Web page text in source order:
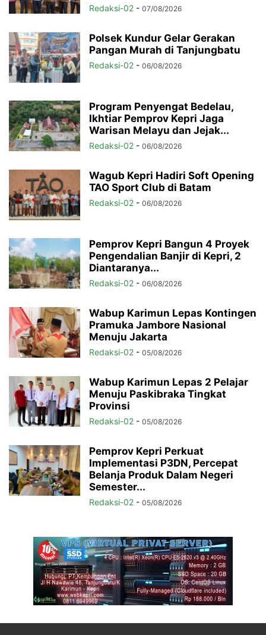
Redaksi-02 - 07/08/2026
Polsek Kundur Gelar Gerakan
Pangan Murah di Tanjungbatu
Redaksi-02 - 06/08/2026
Program Penyengat Bedelau,
Ikhtiar Pemprov Kepri Jaga
Warisan Melayu dan Jejak...
Redaksi-02 - 06/08/2026
Wagub Kepri Hadiri Soft Opening
TAO Sport Club di Batam
Redaksi-02 - 06/08/2026
Pemprov Kepri Bangun 4 Proyek
Pengendalian Banjir di Kepri, 2
Diantaranya...
Redaksi-02 - 06/08/2026
Wabup Karimun Lepas Kontingen
Pramuka Jambore Nasional
Menuju Jakarta
Redaksi-02 - 05/08/2026
Wabup Karimun Lepas 2 Pelajar
Menuju Paskibraka Tingkat
Provinsi
Redaksi-02 - 05/08/2026
Pemprov Kepri Perkuat
Implementasi P3DN, Percepat
Belanja Produk Dalam Negeri
Semester...
Redaksi-02 - 05/08/2026